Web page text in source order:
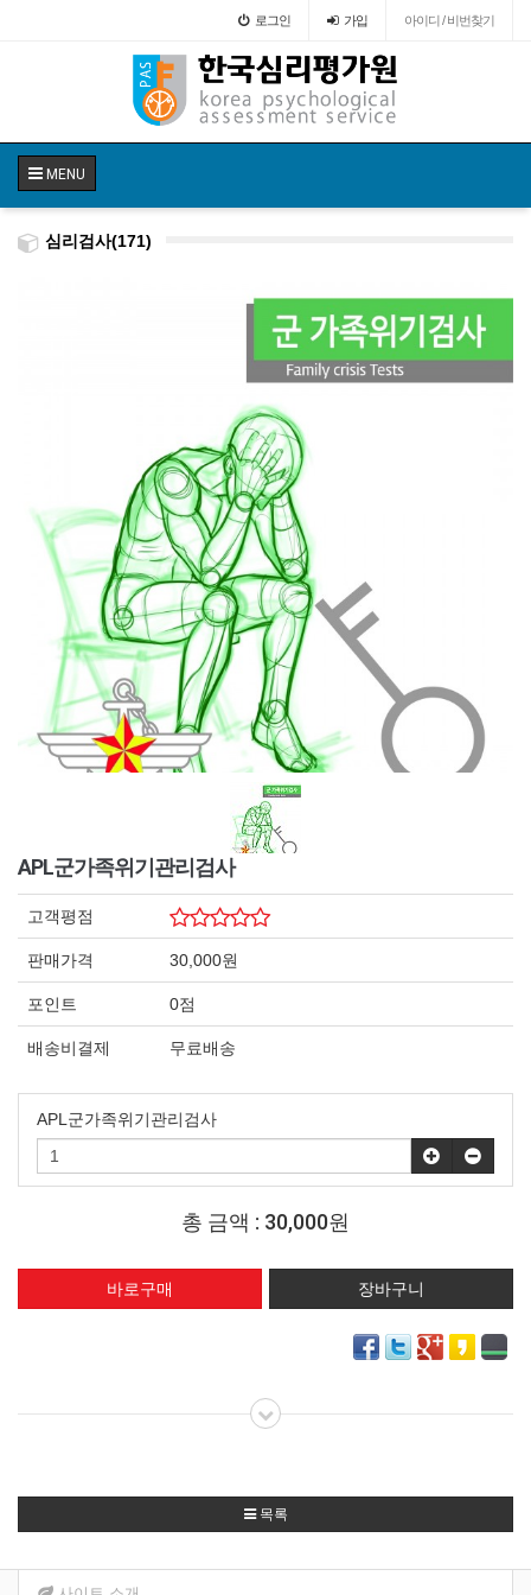
로그인 가입 아이디 / 비번찾기
MENU
심리검사(171)
APL군가족위기관리검사
고객평점
판매가격 30,000원
포인트 0점
배송비결제 무료배송
APL군가족위기관리검사
총 금액 : 30,000원
목록